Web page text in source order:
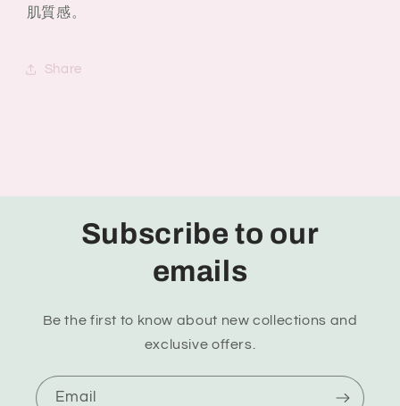
肌質感。
Share
Subscribe to our
emails
Be the first to know about new collections and
exclusive offers.
Email